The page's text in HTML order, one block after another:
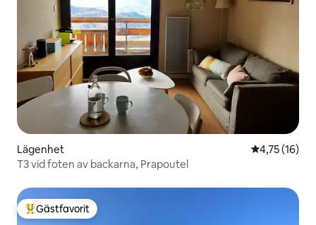
Lägenhet 4,75 av 5 i
4,75 (16)
T3 vid foten av backarna, Prapoutel
Populär gästfavorit
Gästfavorit